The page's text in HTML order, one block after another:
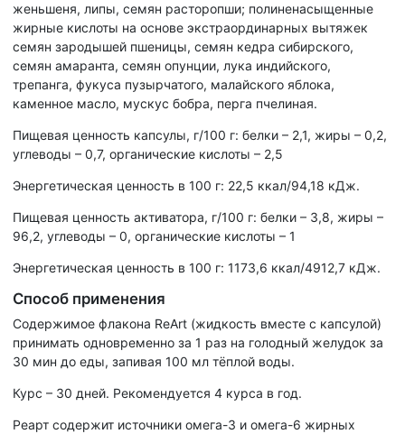
женьшеня, липы, семян расторопши; полиненасыщенные
жирные кислоты на основе экстраординарных вытяжек
семян зародышей пшеницы, семян кедра сибирского,
семян амаранта, семян опунции, лука индийского,
трепанга, фукуса пузырчатого, малайского яблока,
каменное масло, мускус бобра, перга пчелиная.
Пищевая ценность капсулы, г/100 г: белки – 2,1, жиры – 0,2,
углеводы – 0,7, органические кислоты – 2,5
Энергетическая ценность в 100 г: 22,5 ккал/94,18 кДж.
Пищевая ценность активатора, г/100 г: белки – 3,8, жиры –
96,2, углеводы – 0, органические кислоты – 1
Энергетическая ценность в 100 г: 1173,6 ккал/4912,7 кДж.
Способ применения
Содержимое флакона ReArt (жидкость вместе с капсулой)
принимать одновременно за 1 раз на голодный желудок за
30 мин до еды, запивая 100 мл тёплой воды.
Курс – 30 дней. Рекомендуется 4 курса в год.
Реарт содержит источники омега-3 и омега-6 жирных